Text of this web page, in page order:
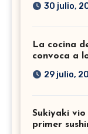
30 julio,
La cocina
convoca a
29 julio,
Sukiyaki
primer